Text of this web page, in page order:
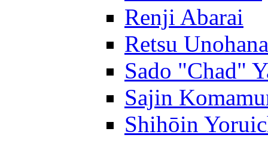
Renji Abarai
Retsu Unohana
Sado "Chad"
Sajin
Shihōin